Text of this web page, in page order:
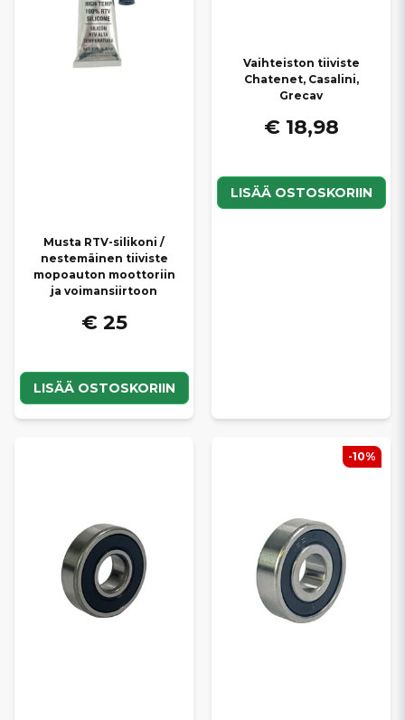
Musta RTV-silikoni /
nestemäinen tiiviste
mopoauton moottoriin
ja voimansiirtoon
€ 25
LISÄÄ OSTOSKORIIN
Vaihteiston tiiviste
Chatenet, Casalini,
Grecav
€ 18,98
LISÄÄ OSTOSKORIIN
-10%